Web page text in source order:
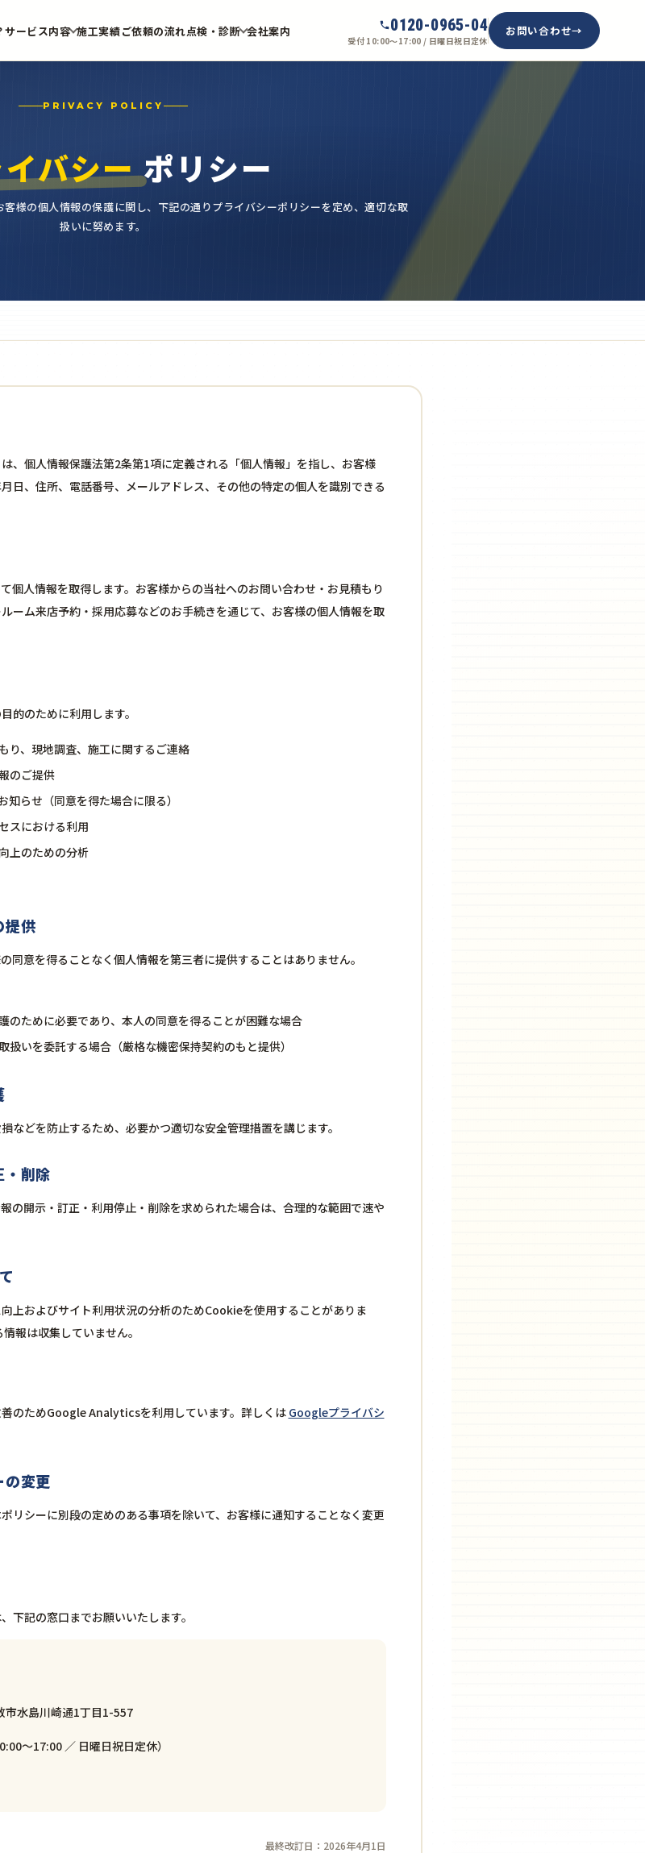
サービス内容 施工実績ご依頼の流れ点検・診断 会社案内 0120-0965-04
受付 10:00〜17:00 / 日曜日祝日定休
お問い合わせ
PRIVACY POLICY
バシーポリシー
様の個人情報の保護に関し、下記の通りプライバシーポリシーを定め、適切な取
扱いに努めます。
、個人情報保護法第2条第1項に定義される「個人情報」を指し、お客様
日、住所、電話番号、メールアドレス、その他の特定の個人を識別できる
個人情報を取得します。お客様からの当社へのお問い合わせ・お見積もり
ーム来店予約・採用応募などのお手続きを通じて、お客様の個人情報を取
的のために利用します。
り、現地調査、施工に関するご連絡
のご提供
らせ（同意を得た場合に限る）
スにおける利用
上のための分析
提供
同意を得ることなく個人情報を第三者に提供することはありません。
のために必要であり、本人の同意を得ることが困難な場合
扱いを委託する場合（厳格な機密保持契約のもと提供）
などを防止するため、必要かつ適切な安全管理措置を講じます。
・削除
の開示・訂正・利用停止・削除を求められた場合は、合理的な範囲で速や
上およびサイト利用状況の分析のためCookieを使用することがありま
報は収集していません。
のためGoogle Analyticsを利用しています。詳しくは Googleプライバシ
の変更
リシーに別段の定めのある事項を除いて、お客様に通知することなく変更
下記の窓口までお願いいたします。
市水島川崎通1丁目1-557
〜17:00 ／ 日曜日祝日定休）
最終改訂日：2026年4月1日